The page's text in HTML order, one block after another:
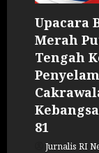
Upacara
Merah
Tengah
81
Jurnalis RI